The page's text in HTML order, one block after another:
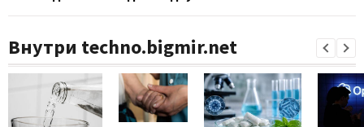
Внутри techno.bigmir.net